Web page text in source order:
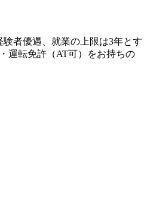
者優遇、就業の上限は3年とす
運転免許（AT可）をお持ちの